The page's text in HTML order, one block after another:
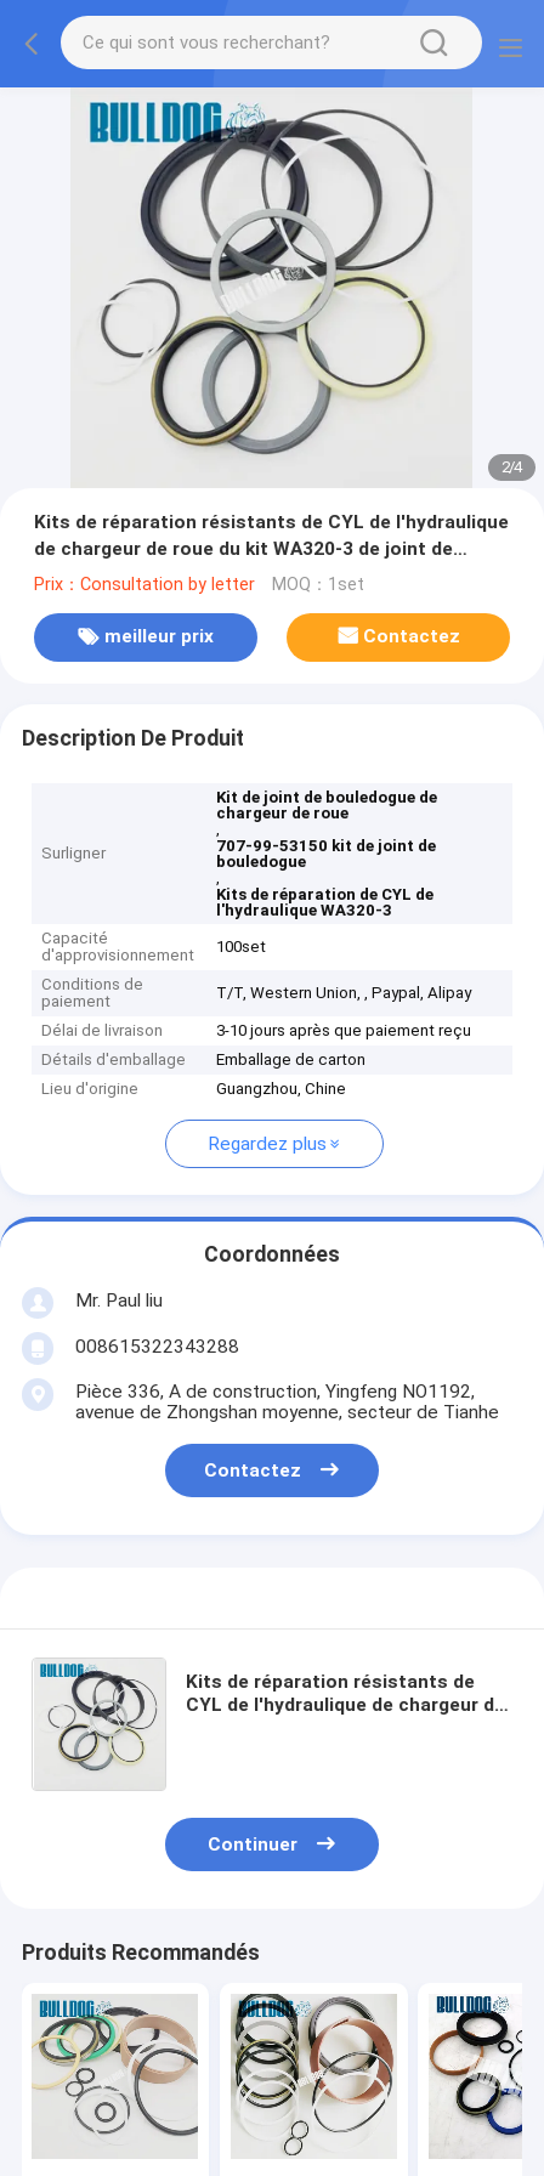
2/4
Kits de réparation résistants de CYL de l'hydraulique
de chargeur de roue du kit WA320-3 de joint de
bouledogue d'huile 707-99-53150
Prix：Consultation by letter MOQ：1set
meilleur prix Contactez
Description De Produit
Surligner
Kit de joint de bouledogue de
chargeur de roue
,
707-99-53150 kit de joint de
bouledogue
,
Kits de réparation de CYL de
l'hydraulique WA320-3
Capacité
d'approvisionnement
100set
Conditions de
paiement
T/T, Western Union, , Paypal, Alipay
Délai de livraison
3-10 jours après que paiement reçu
Détails d'emballage
Emballage de carton
Lieu d'origine
Guangzhou, Chine
Regardez plus
Coordonnées
Mr. Paul liu
008615322343288
Pièce 336, A de construction, Yingfeng NO1192,
avenue de Zhongshan moyenne, secteur de Tianhe
Contactez
Kits de réparation résistants de
CYL de l'hydraulique de chargeur de
Continuer
Produits Recommandés